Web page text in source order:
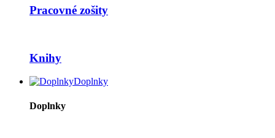
Pracovné zošity
Knihy
Doplnky
Doplnky